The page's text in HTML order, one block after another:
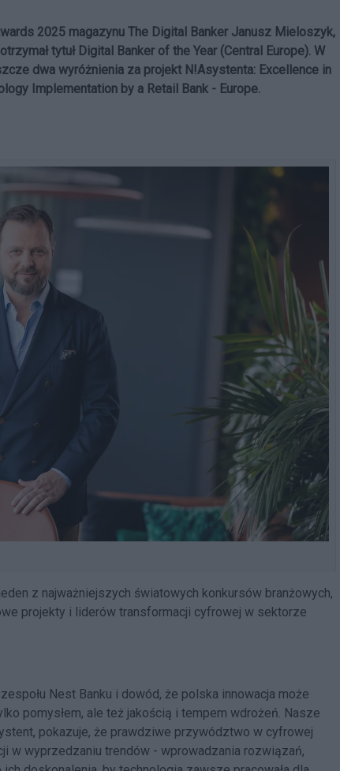
2025 magazynu The Digital Banker Janusz Mieloszyk,
tytuł Digital Banker of the Year (Central Europe). W
dwa wyróżnienia za projekt N!Asystenta: Excellence in
Implementation by a Retail Bank - Europe.
z najważniejszych światowych konkursów branżowych,
projekty i liderów transformacji cyfrowej w sektorze
Nest Banku i dowód, że polska innowacja może
pomysłem, ale też jakością i tempem wdrożeń. Nasze
pokazuje, że prawdziwe przywództwo w cyfrowej
w wyprzedzaniu trendów - wprowadzania rozwiązań,